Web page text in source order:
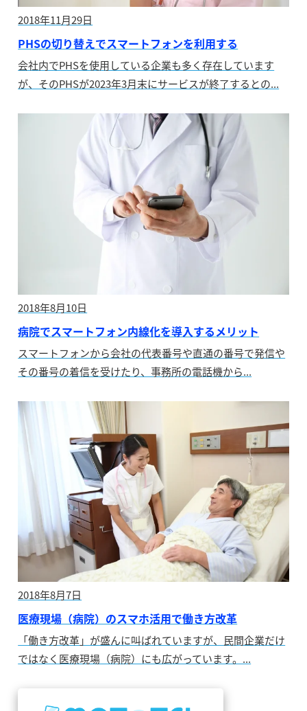
2018年11月29日
PHSの切り替えでスマートフォンを利用する
会社内でPHSを使用している企業も多く存在しています
が、そのPHSが2023年3月末にサービスが終了するとの...
2018年8月10日
病院でスマートフォン内線化を導入するメリット
スマートフォンから会社の代表番号や直通の番号で発信や
その番号の着信を受けたり、事務所の電話機から...
2018年8月7日
医療現場（病院）のスマホ活用で働き方改革
「働き方改革」が盛んに叫ばれていますが、民間企業だけ
ではなく医療現場（病院）にも広がっています。...